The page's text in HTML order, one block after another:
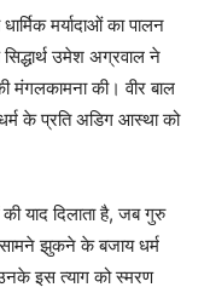
मर्यादाओं का पालन
उमेश अग्रवाल ने
मंगलकामना की। वीर बाल
के प्रति अडिग आस्था को
याद दिलाता है, जब गुरु
सामने झुकने के बजाय धर्म
उनके इस त्याग को स्मरण